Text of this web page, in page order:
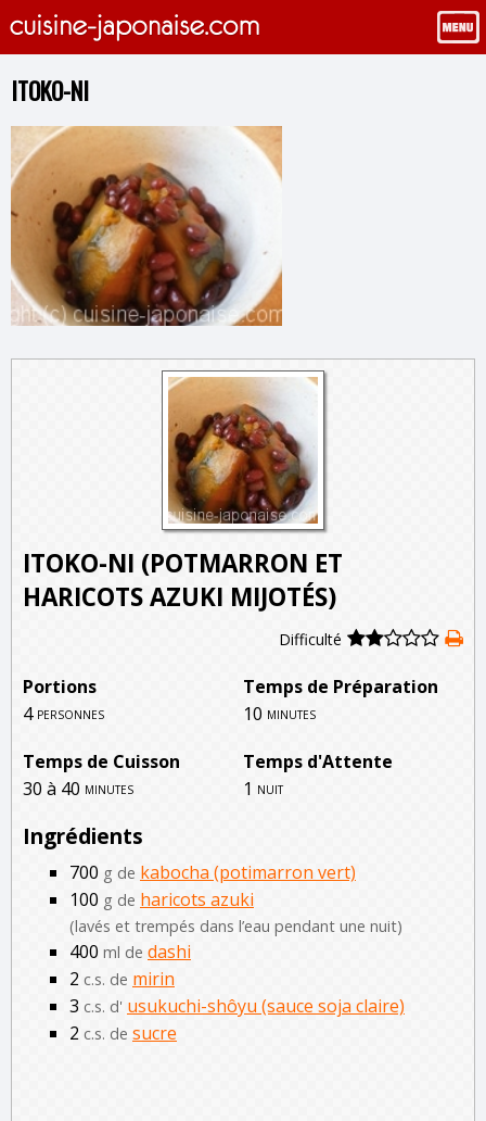
ITOKO-NI
ITOKO-NI (POTMARRON ET
HARICOTS AZUKI MIJOTÉS)
Difficulté
Portions
Temps de Préparation
4 personnes 10 minutes
Temps de Cuisson
Temps d'Attente
30 à 40 minutes 1 nuit
Ingrédients
700 g de kabocha (potimarron vert)
100 g de haricots azuki
(lavés et trempés dans l’eau pendant une nuit)
400 ml de dashi
2 c.s. de mirin
3 c.s. d' usukuchi-shôyu (sauce soja claire)
2 c.s. de sucre